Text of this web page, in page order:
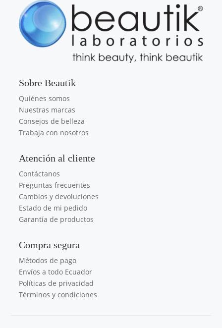
Sobre Beautik
Quiénes somos
Nuestras marcas
Consejos de belleza
Trabaja con nosotros
Atención al cliente
Contáctanos
Preguntas frecuentes
Cambios y devoluciones
Estado de mi pedido
Garantía de productos
Compra segura
Métodos de pago
Envíos a todo Ecuador
Políticas de privacidad
Términos y condiciones